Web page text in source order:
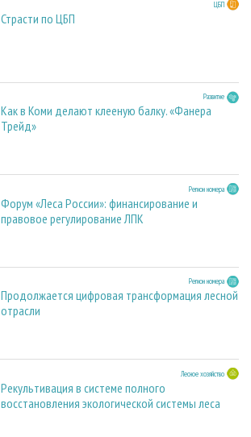
ЦБП
Страсти по ЦБП
Развитие
Как в Коми делают клееную балку. «Фанера
Трейд»
Регион номера
Форум «Леса России»: финансирование и
правовое регулирование ЛПК
Регион номера
Продолжается цифровая трансформация лесной
отрасли
Лесное хозяйство
Рекультивация в системе полного
восстановления экологической системы леса